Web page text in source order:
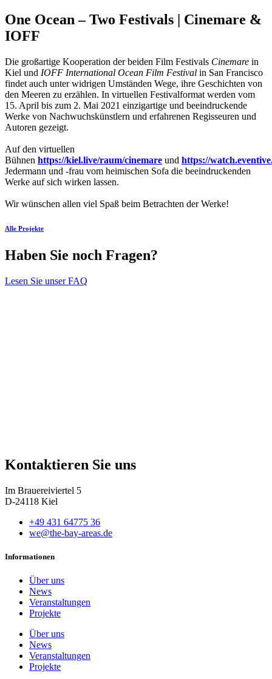
One Ocean – Two Festivals | Cinemare &
IOFF
Die großartige Kooperation der beiden Film Festivals Cinemare in
Kiel und IOFF International Ocean Film Festival in San Francisco
findet auch unter widrigen Umständen Wege, ihre Geschichten von
den Meeren zu erzählen. In virtuellen Festivalformat werden vom
15. April bis zum 2. Mai 2021 einzigartige und beeindruckende
Werke von Nachwuchskünstlern und erfahrenen Regisseuren und
Autoren gezeigt.
Auf den virtuellen
Bühnen https://kiel.live/raum/cinemare und https://
Jedermann und -frau vom heimischen Sofa die beeindruckenden
Werke auf sich wirken lassen.
Wir wünschen allen viel Spaß beim Betrachten der Werke!
Alle Projekte
Haben Sie noch Fragen?
Lesen Sie unser FAQ
Kontaktieren Sie uns
Im Brauereiviertel 5
D-24118 Kiel
+49 431 64775 36
we@the-bay-areas.de
Informationen
Über uns
News
Veranstaltungen
Projekte
Über uns
News
Veranstaltungen
Projekte